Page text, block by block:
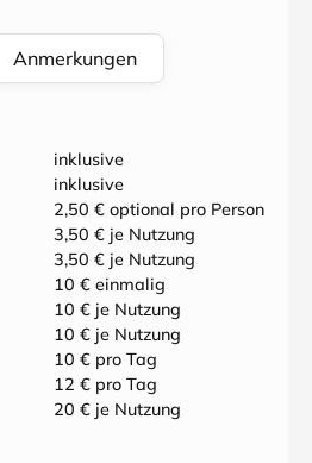
Anmerkungen
inklusive
inklusive
2,50 € optional pro Person
3,50 € je Nutzung
3,50 € je Nutzung
10 € einmalig
10 € je Nutzung
10 € je Nutzung
10 € pro Tag
12 € pro Tag
20 € je Nutzung